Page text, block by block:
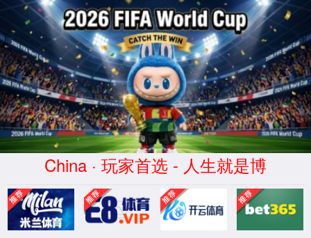
rayban雷竞技(股份)有限公司-
Official website
不存在此内容！
如果您的浏览器没有自动跳转，请点击这里
XML 地图